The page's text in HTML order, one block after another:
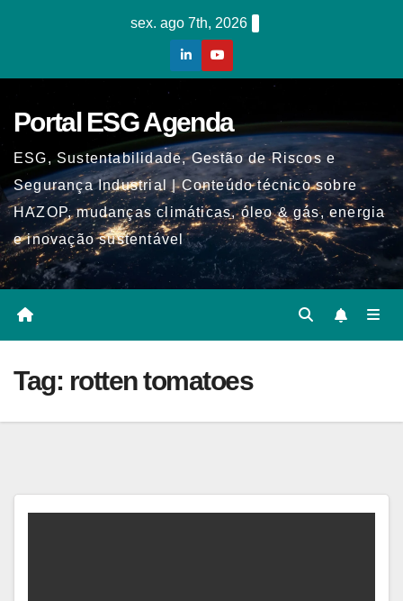
sex. ago 7th, 2026
Portal ESG Agenda
ESG, Sustentabilidade, Gestão de Riscos e
Segurança Industrial | Conteúdo técnico sobre
HAZOP, mudanças climáticas, óleo & gás, energia
e inovação sustentável
Tag: rotten tomatoes